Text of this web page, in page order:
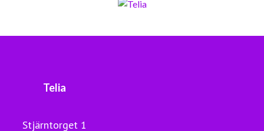
transportnätet och ett mobilnät i världsklass skapar vi en
Tryggt, hållbart och säkert. Det är Telia.
Telia
Stjärntorget 1